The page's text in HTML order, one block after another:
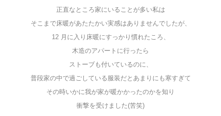
正直なところ家にいることが多い私は
そこまで床暖があたたかい実感はありませんでしたが、
12 月に入り床暖にすっかり慣れたころ、
木造のアパートに行ったら
ストーブも付いているのに、
普段家の中で過ごしている服装だとあまりにも寒すぎて
その時いかに我が家が暖かかったのかを知り
衝撃を受けました(苦笑)